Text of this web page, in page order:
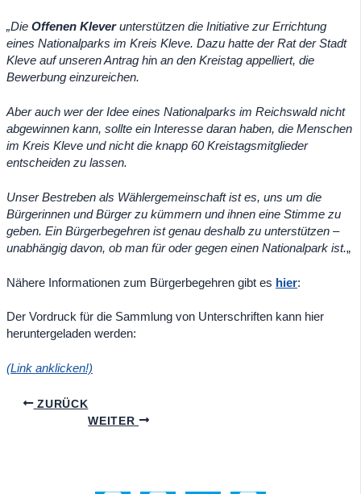
„Die Offenen Kleverunterstützen die Initiative zur Errichtung
eines Nationalparks im Kreis Kleve. Dazu hatte der Rat der Stadt
Kleve auf unseren Antrag hin an den Kreistag appelliert, die
Bewerbung einzureichen.
Aber auch wer der Idee eines Nationalparks im Reichswald nicht
abgewinnen kann, sollte ein Interesse daran haben, die Menschen
im Kreis Kleve und nicht die knapp 60 Kreistagsmitglieder
entscheiden zu lassen.
Unser Bestreben als Wählergemeinschaft ist es, uns um die
Bürgerinnen und Bürger zu kümmern und ihnen eine Stimme zu
geben. Ein Bürgerbegehren ist genau deshalb zu unterstützen –
unabhängig davon, ob man für oder gegen einen Nationalpark ist.„
Nähere Informationen zum Bürgerbegehren gibt es hier:
Der Vordruck für die Sammlung von Unterschriften kann hier
heruntergeladen werden:
(Link anklicken!)
ZURÜCK
WEITER